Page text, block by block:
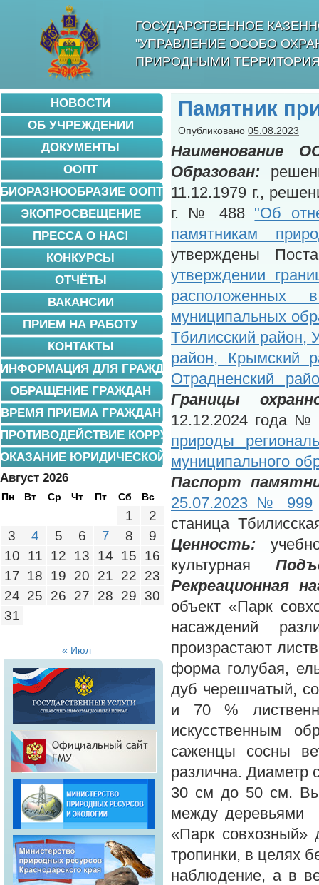
ГОСУДАРСТВЕННОЕ
"УПРАВЛЕНИЕ ОСОБО
ПРИРОДНЫМИ
Памятник
Опубликовано 05.08.2023
Наименование
Образован:
11.12.1979 г.,
г. № 488 "Об
памятникам
утверждены
утверждении
муниципальных
Тбилисский район,
район, Крымский
Отрадненский
Границы
12.12.2024 года
природы
муниципального
Паспорт
25.07.2023 № 999
станица
Ценность:
культурная
Рекреационная
объект «Парк
насаждений
произрастают
форма голубая,
дуб черешчатый,
и 70 %
искусственным
саженцы сосны
различна. Диаметр
30 см до 50 см.
между деревьями
«Парк совхозный»
тропинки, в целях
наблюдение, а в
НОВОСТИ
ОБ УЧРЕЖДЕНИИ
ДОКУМЕНТЫ
ООПТ
БИОРАЗНООБРАЗИЕ ООПТ
ЭКОПРОСВЕЩЕНИЕ
ПРЕССА О НАС!
КОНКУРСЫ
ОТЧЁТЫ
ВАКАНСИИ
ПРИЕМ НА РАБОТУ
КОНТАКТЫ
ИНФОРМАЦИЯ ДЛЯ ГРАЖДАН
ОБРАЩЕНИЕ ГРАЖДАН
ВРЕМЯ ПРИЕМА ГРАЖДАН
ПРОТИВОДЕЙСТВИЕ КОРРУПЦИИ
ОКАЗАНИЕ ЮРИДИЧЕСКОЙ ПОМОЩИ
Август 2026
Пн Вт Ср Чт Пт Сб Вс
1
2
3
4 5 6 7 8
9
10
11 12 13 14 15
16
17 18 19 20 21 22
23
24 25 26 27 28 29
30
31
« Июл